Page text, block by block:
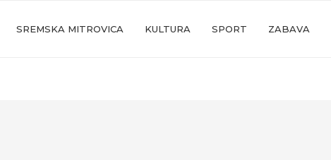
SREMSKA MITROVICA KULTURA SPORT ZABAVA